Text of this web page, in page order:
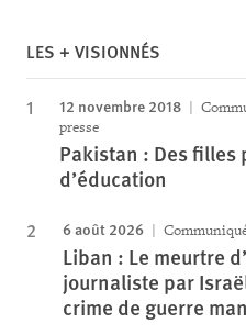
LES + VISIONNÉS
12 novembre 2018
presse
Pakistan : Des filles
d’éducation
6 août 2026
Liban : Le meurtre
journaliste par
crime de guerre